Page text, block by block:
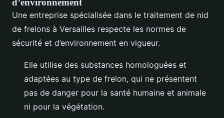
d’environnement
Une entreprise spécialisée dans le traitement de nid
de frelons à Versailles respecte les normes de
sécurité et d’environnement en vigueur.
Elle utilise des substances homologuées et
adaptées au type de frelon, qui ne présentent
pas de danger pour la santé humaine et animale
ni pour la végétation.